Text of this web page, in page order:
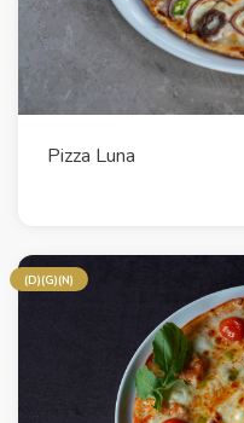
Pizza Luna
(D)(G)(N)